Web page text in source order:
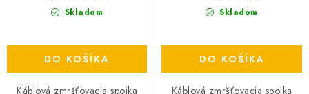
Reklamačný poriadok
Skladom
DO KOŠÍKA
Káblová zmršťovacia spojka
Skladom
DO KOŠÍKA
Káblová zmršťovacia spojka